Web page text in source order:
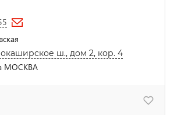
ш., дом 2, кор. 4
МОСКВА